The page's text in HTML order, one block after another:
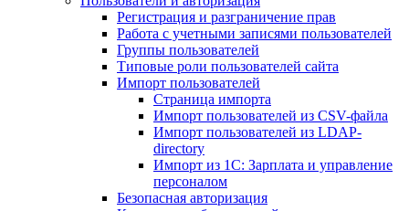
Регистрация и разграничение прав
Работа с учетными записями пользователей
Группы пользователей
Типовые роли пользователей сайта
Импорт пользователей
Страница импорта
Импорт пользователей из CSV-файла
Импорт пользователей из LDAP-
directory
Импорт из 1С: Зарплата и управление
персоналом
Безопасная авторизация